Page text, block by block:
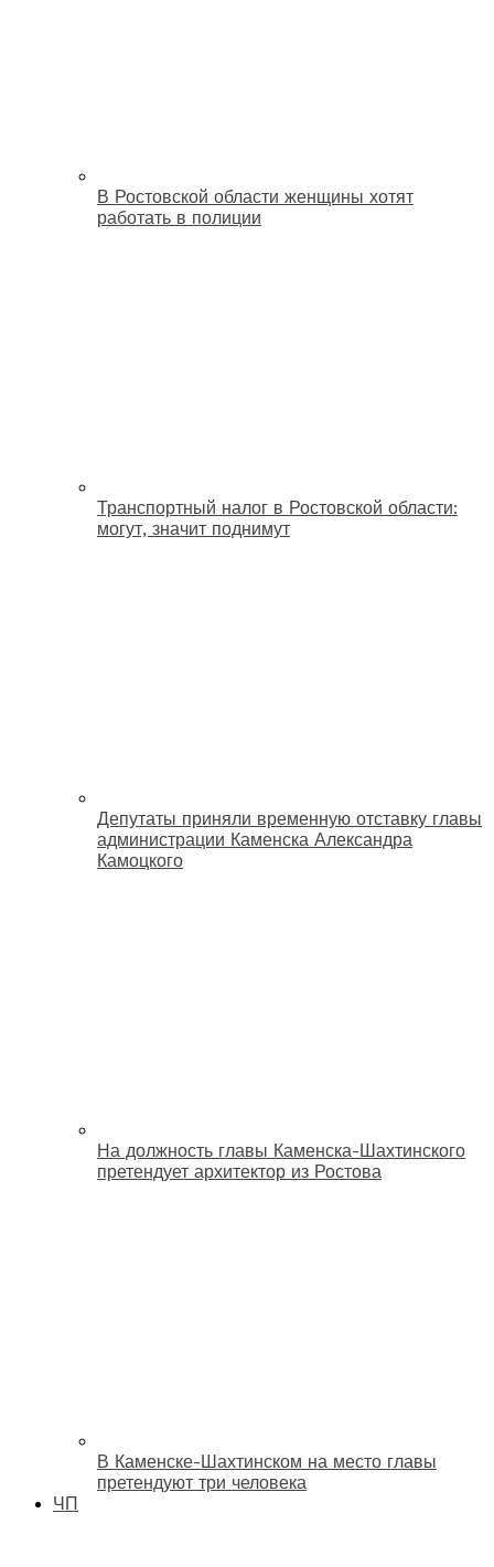
В Ростовской области женщины хотят
работать в полиции
Транспортный налог в Ростовской области:
могут, значит поднимут
Депутаты приняли временную отставку главы
администрации Каменска Александра
Камоцкого
На должность главы Каменска-Шахтинского
претендует архитектор из Ростова
В Каменске-Шахтинском на место главы
претендуют три человека
ЧП